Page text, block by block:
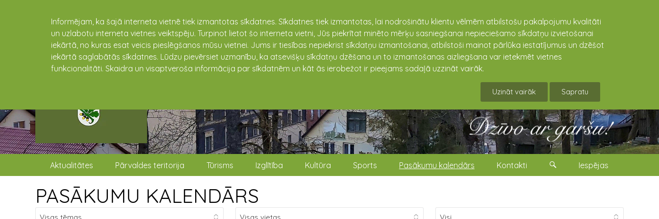
Informējam, ka šajā interneta vietnē tiek izmantotas sīkdatnes. Sīkdatnes tiek izmantotas, lai nodrošinātu klientu vēlmēm atbilstošu pakalpojumu kvalitāti
un uzlabotu interneta vietnes veiktspēju. Turpinot lietot šo interneta vietni, Jūs piekrītat minēto mērķu sasniegšanai nepieciešamo sīkdatņu izvietošanai
iekārtā, no kuras esat veicis pieslēgšanos mūsu vietnei. Jums ir tiesības nepiekrist sīkdatņu izmantošanai, atbilstoši mainot pārlūka iestatījumus un dzēšot
iekārtā saglabātās sīkdatnes. Lūdzu pievērsiet uzmanību, ka atsevišķu sīkdatņu dzēšana un to izmantošanas aizliegšana var ietekmēt vietnes
funkcionalitāti. Skaidra un visaptveroša informācija par sīkdatnēm un kāt ās ierobežot ir pieejams sadaļā uzzināt vairāk.
Uzināt vairāk Sapratu
Aktualitātes Pārvaldes teritorija Tūrisms Izglītība Kultūra Sports Pasākumu kalendārs Kontakti Iespējas
PASĀKUMU KALENDĀRS